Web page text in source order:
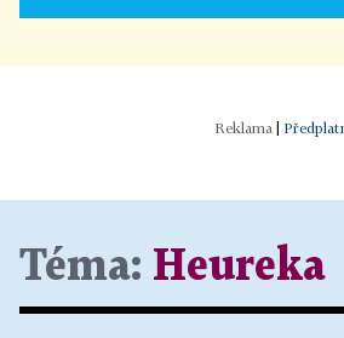
Téma: Heureka